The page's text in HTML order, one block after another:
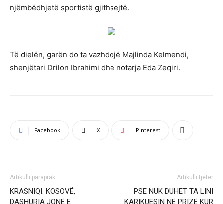
njëmbëdhjetë sportistë gjithsejtë.
Të dielën, garën do ta vazhdojë Majlinda Kelmendi,
shenjëtari Drilon Ibrahimi dhe notarja Eda Zeqiri.
Facebook X Pinterest
Artikulli paraprak
KRASNIQI: KOSOVË,
DASHURIA JONË E
Artikulli tjetër
PSE NUK DUHET TA LINI
KARIKUESIN NË PRIZË KUR